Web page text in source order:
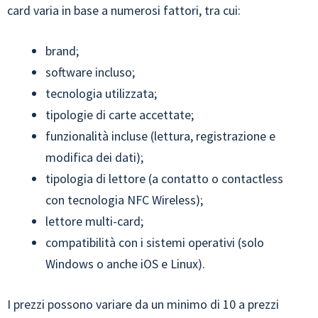
card varia in base a numerosi fattori, tra cui:
brand;
software incluso;
tecnologia utilizzata;
tipologie di carte accettate;
funzionalità incluse (lettura, registrazione e
modifica dei dati);
tipologia di lettore (a contatto o contactless
con tecnologia NFC Wireless);
lettore multi-card;
compatibilità con i sistemi operativi (solo
Windows o anche iOS e Linux).
I prezzi possono variare da un minimo di 10 a prezzi